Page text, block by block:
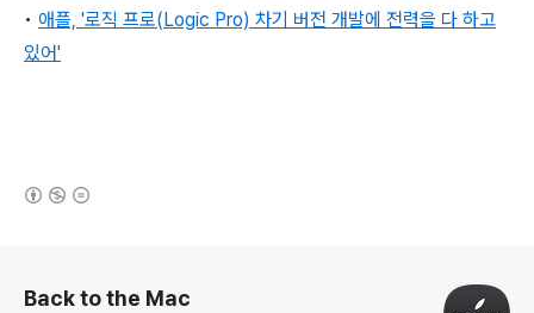
• 애플, '로직 프로(Logic Pro) 차기 버전 개발에 전력을 다 하고
있어'
Back to the Mac